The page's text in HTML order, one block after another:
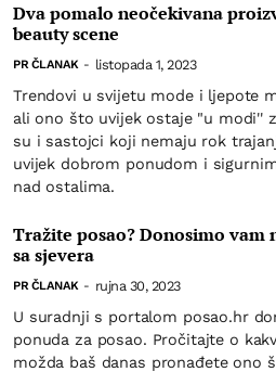
Dva pomalo neočekivana
beauty scene
PR ČLANAK - listopada 1, 2023
Trendovi u svijetu mode i ljepote
ali ono što uvijek ostaje "u modi''
su i sastojci koji nemaju rok
uvijek dobrom ponudom i
nad ostalima.
Tražite posao? Donosimo
sa sjevera
PR ČLANAK - rujna 30, 2023
U suradnji s portalom posao.hr
ponuda za posao. Pročitajte o
možda baš danas pronađete ono